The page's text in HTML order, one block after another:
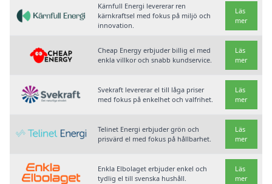
Kärnfull Energi levererar ren
kärnkraftsel med fokus på miljö och
innovation.
Läs
mer
Cheap Energy erbjuder billig el med
enkla villkor och snabb kundservice.
Läs
mer
Svekraft levererar el till låga priser
med fokus på enkelhet och valfrihet.
Läs
mer
Telinet Energi erbjuder grön och
prisvärd el med fokus på hållbarhet.
Läs
mer
Enkla Elbolaget erbjuder enkel och
tydlig el till svenska hushåll.
Läs
mer